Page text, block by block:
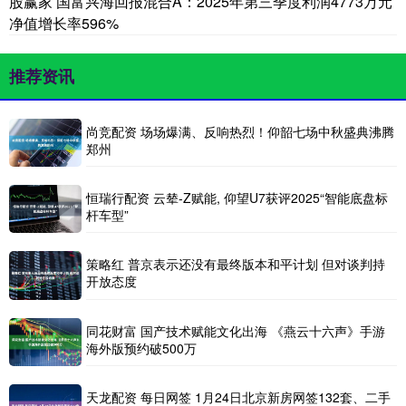
净值增长率596%
推荐资讯
尚竞配资 场场爆满、反响热烈！仰韶七场中秋盛典沸腾
郑州
恒瑞行配资 云辇-Z赋能, 仰望U7获评2025“智能底盘标
杆车型”
策略红 普京表示还没有最终版本和平计划 但对谈判持
开放态度
同花财富 国产技术赋能文化出海 《燕云十六声》手游
海外版预约破500万
天龙配资 每日网签 1月24日北京新房网签132套、二手